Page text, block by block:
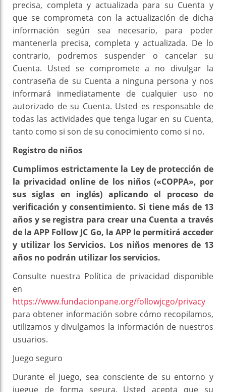
precisa, completa y actualizada para su Cuenta y
que se comprometa con la actualización de dicha
información según sea necesario, para poder
mantenerla precisa, completa y actualizada. De lo
contrario, podremos suspender o cancelar su
Cuenta. Usted se compromete a no divulgar la
contraseña de su Cuenta a ninguna persona y nos
informará inmediatamente de cualquier uso no
autorizado de su Cuenta. Usted es responsable de
todas las actividades que tenga lugar en su Cuenta,
tanto como si son de su conocimiento como si no.
Registro de niños
Cumplimos estrictamente la Ley de protección de
la privacidad online de los niños («COPPA», por
sus siglas en inglés) aplicando el proceso de
verificación y consentimiento. Si tiene más de 13
años y se registra para crear una Cuenta a través
de la APP Follow JC Go, la APP le permitirá acceder
y utilizar los Servicios. Los niños menores de 13
años no podrán utilizar los servicios.
Consulte nuestra Política de privacidad disponible
en
https://www.fundacionpane.org/followjcgo/privacy
para obtener información sobre cómo recopilamos,
utilizamos y divulgamos la información de nuestros
usuarios.
Juego seguro
Durante el juego, sea consciente de su entorno y
juegue de forma segura. Usted acepta que su